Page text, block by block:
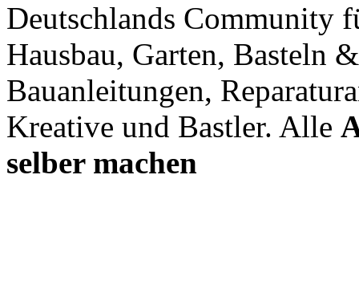
Deutschlands Community
Hausbau, Garten, Basteln
Bauanleitungen,
Kreative und Bastler. Alle
selber machen